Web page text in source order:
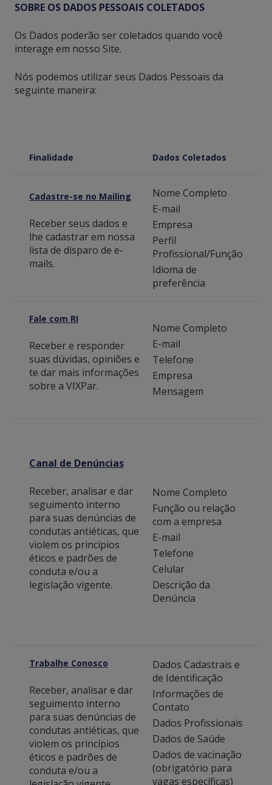
SOBRE OS DADOS PESSOAIS COLETADOS
Os Dados poderão ser coletados quando você
interage em nosso Site.
Nós podemos utilizar seus Dados Pessoais da
seguinte maneira:
Finalidade Dados Coletados
Cadastre-se no Mailing
Receber seus dados e
lhe cadastrar em nossa
lista de disparo de e-
mails.
Nome Completo
E-mail
Empresa
Perfil
Profissional/Função
Idioma de
preferência
Fale com RI
Receber e responder
suas dúvidas, opiniões e
te dar mais informações
sobre a VIXPar.
Nome Completo
E-mail
Telefone
Empresa
Mensagem
Canal de Denúncias
Receber, analisar e dar
seguimento interno
para suas denúncias de
condutas antiéticas, que
violem os princípios
éticos e padrões de
conduta e/ou a
legislação vigente.
Nome Completo
Função ou relação
com a empresa
E-mail
Telefone
Celular
Descrição da
Denúncia
Trabalhe Conosco
Receber, analisar e dar
seguimento interno
para suas denúncias de
condutas antiéticas, que
violem os princípios
éticos e padrões de
conduta e/ou a
Dados Cadastrais e
de Identificação
Informações de
Contato
Dados Profissionais
Dados de Saúde
Dados de vacinação
(obrigatório para
vagas específicas)